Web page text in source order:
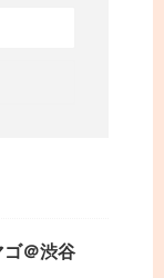
ゴ＠渋谷